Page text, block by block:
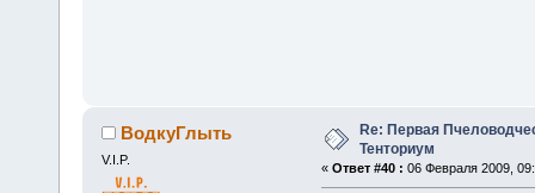
ВодкуГлыть
V.I.P.
Re: Первая
Тенториум
« Ответ #40 : 06 Февраля 2009,